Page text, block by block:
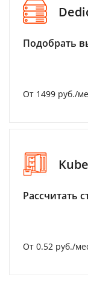
Подобрать
От 1499 руб./
Рассчитать
От 0.52 руб./